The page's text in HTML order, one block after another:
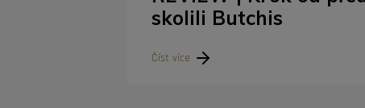
skolili Butchis
Číst více